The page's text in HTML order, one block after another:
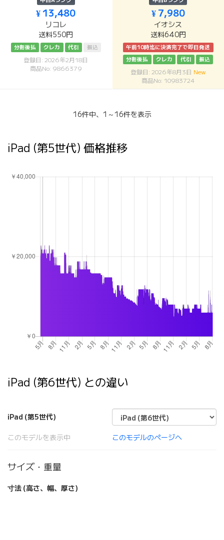
¥ 13,480
リコレ
送料550円
分割後払 クレカ 代引 振込
登録日: 2026年2月18日
商品No: 9866379
¥ 7,980
イオシス
送料640円
午前10時迄に決済完了で即日発送
分割後払
クレカ 代引 振込
登録日: 2026年8月3日 New
商品No: 10983724
16件中、1～16件を表示
iPad (第5世代) 価格推移
iPad (第6世代) との違い
iPad (第5世代)
このモデルを表示中 このモデルのページへ
サイズ・重量
寸法 (高さ、幅、厚さ)